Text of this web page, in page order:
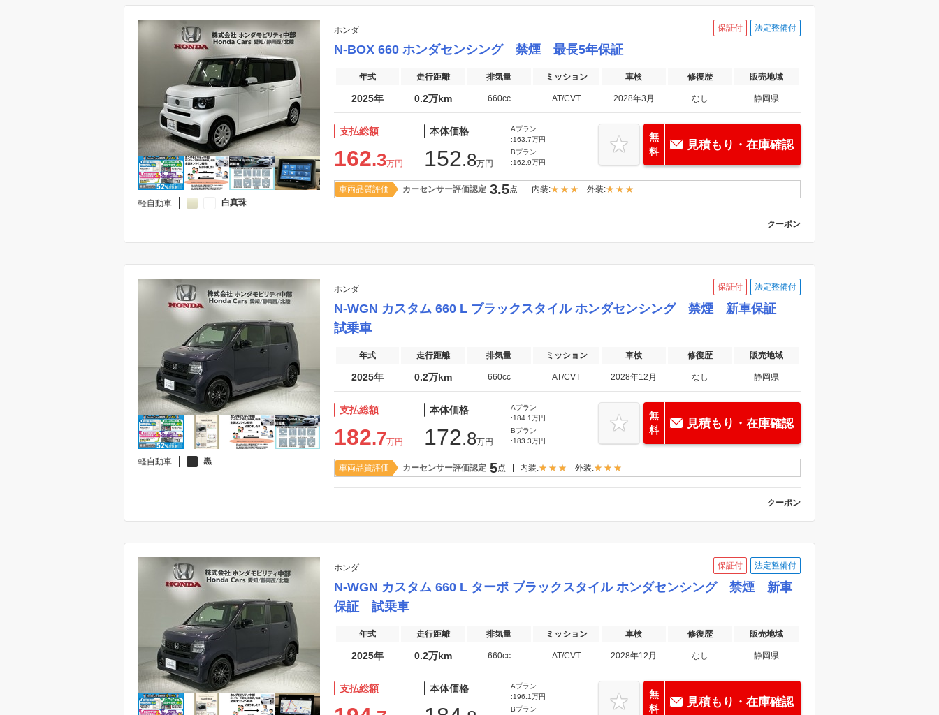
軽自動車 白真珠
ホンダ 保証付 法定整備付
N-BOX 660 ホンダセンシング 禁煙 最長5年保証
年式 走行距離 排気量 ミッション 車検 修復歴 販売地域
2025年 0.2万km 660cc AT/CVT 2028年3月 なし 静岡県
支払総額
162.3万円
本体価格
152.8万円
Aプラン
:163.7万円
Bプラン
:162.9万円
無
料
見積もり・在庫確認
車両品質評価 カーセンサー評価認定 3.5点 内装: 外装:
クーポン
軽自動車 黒
ホンダ 保証付 法定整備付
N-WGN カスタム 660 L ブラックスタイル ホンダセンシング 禁煙 新車保証
試乗車
年式 走行距離 排気量 ミッション 車検 修復歴 販売地域
2025年 0.2万km 660cc AT/CVT 2028年12月 なし 静岡県
支払総額
182.7万円
本体価格
172.8万円
Aプラン
:184.1万円
Bプラン
:183.3万円
無
料
見積もり・在庫確認
車両品質評価 カーセンサー評価認定 5点 内装: 外装:
クーポン
ホンダ 保証付 法定整備付
N-WGN カスタム 660 L ターボ ブラックスタイル ホンダセンシング 禁煙 新車
保証 試乗車
年式 走行距離 排気量 ミッション 車検 修復歴 販売地域
2025年 0.2万km 660cc AT/CVT 2028年12月 なし 静岡県
支払総額 本体価格
Aプラン
:196.1万円
Bプラン
無
料
見積もり・在庫確認